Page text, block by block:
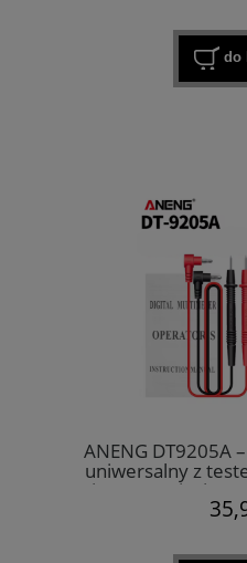
do
ANENG DT9205A
uniwersalny z
pomiarem napięcia